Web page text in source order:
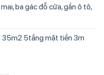
ba gác đỗ cửa, gần ô tô,
35m2 5tầng mặt tiền 3m